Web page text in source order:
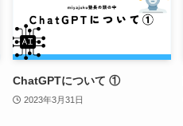
ChatGPTについて ①
2023年3月31日